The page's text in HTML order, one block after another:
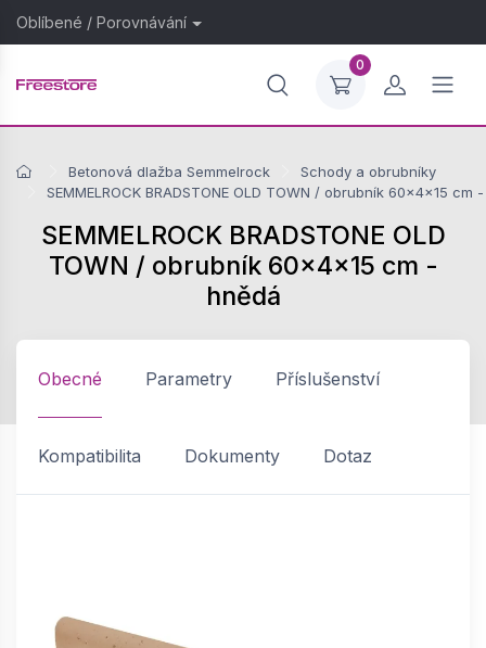
Oblíbené / Porovnávání
0
Betonová dlažba Semmelrock
Schody a obrubníky
SEMMELROCK BRADSTONE OLD TOWN / obrubník 60x4x15 cm
SEMMELROCK BRADSTONE OLD
TOWN / obrubník 60x4x15 cm -
hnědá
Obecné Parametry Příslušenství
Kompatibilita Dokumenty Dotaz